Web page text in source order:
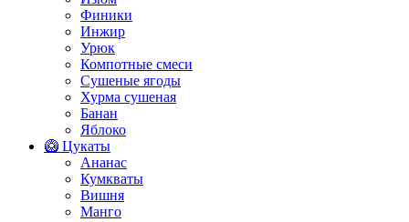
Финики
Инжир
Урюк
Компотные смеси
Сушеные ягоды
Хурма сушеная
Банан
Яблоко
🥝 Цукаты
Ананас
Кумкваты
Вишня
Манго